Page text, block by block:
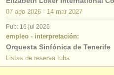
anúnciese con nosotros
find out about ourATS
ATSfaq
07 ago 2026 - 14 mar 2027
Pub: 16 jul 2026
empleo - interpretación:
Orquesta Sinfónica de Tenerife
Listas de reserva tuba